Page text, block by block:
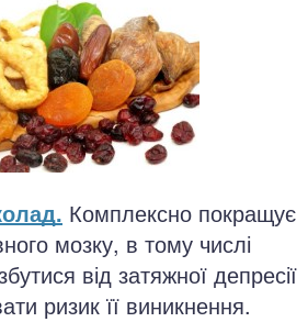
Комплексно покращує
мозку, в тому числі
від затяжної депресії
ризик її виникнення.